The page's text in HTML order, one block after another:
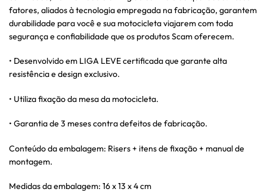
fatores, aliados à tecnologia empregada na fabricação, garantem
durabilidade para você e sua motocicleta viajarem com toda
segurança e confiabilidade que os produtos Scam oferecem.
• Desenvolvido em LIGA LEVE certificada que garante alta
resistência e design exclusivo.
• Utiliza fixação da mesa da motocicleta.
• Garantia de 3 meses contra defeitos de fabricação.
Conteúdo da embalagem: Risers + itens de fixação + manual de
montagem.
Medidas da embalagem: 16 x 13 x 4 cm